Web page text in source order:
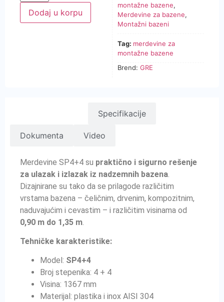
Dodaj u korpu
montažne bazene,
Merdevine za bazene,
Montažni bazeni
Tag: merdevine za
montažne bazene
Brend: GRE
Specifikacije
Dokumenta Video
Merdevine SP4+4 su praktično i sigurno rešenje
za ulazak i izlazak iz nadzemnih bazena
Dizajnirane su tako da se prilagode različitim
vrstama bazena – čeličnim, drvenim, kompozitnim,
naduvajućim i cevastim – i različitim visinama od
0,90 m do 1,35 m
Tehničke karakteristike:
Model: SP4+4
Broj stepenika: 4 + 4
Visina: 1367 mm
Materijal: plastika i inox AISI 304